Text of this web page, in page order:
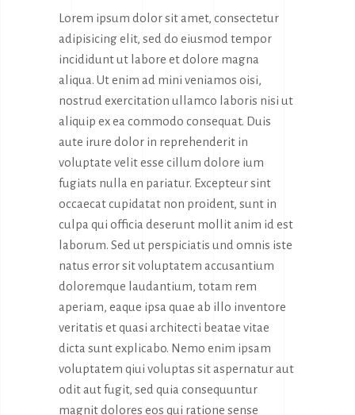
Lorem ipsum dolor sit amet, consectetur
adipisicing elit, sed do eiusmod tempor
incididunt ut labore et dolore magna
aliqua. Ut enim ad mini veniamos oisi,
nostrud exercitation ullamco laboris nisi ut
aliquip ex ea commodo consequat. Duis
aute irure dolor in reprehenderit in
voluptate velit esse cillum dolore ium
fugiats nulla en pariatur. Excepteur sint
occaecat cupidatat non proident, sunt in
culpa qui officia deserunt mollit anim id est
laborum. Sed ut perspiciatis und omnis iste
natus error sit voluptatem accusantium
doloremque laudantium, totam rem
aperiam, eaque ipsa quae ab illo inventore
veritatis et quasi architecti beatae vitae
dicta sunt explicabo. Nemo enim ipsam
voluptatem qiui voluptas sit aspernatur aut
odit aut fugit, sed quia consequuntur
magnit dolores eos qui ratione sense